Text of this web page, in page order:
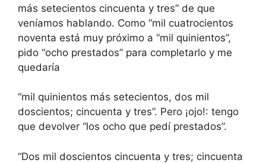
más setecientos cincuenta y tres” de que
veníamos hablando. Como “mil cuatrocientos
noventa está muy próximo a “mil quinientos”,
pido “ocho prestados” para completarlo y me
quedaría
“mil quinientos más setecientos, dos mil
doscientos; cincuenta y tres”. Pero ¡ojo!: tengo
que devolver “los ocho que pedí prestados”.
“Dos mil doscientos cincuenta y tres; cincuenta